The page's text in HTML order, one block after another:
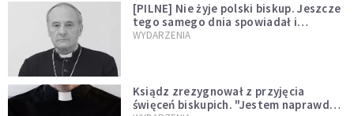
[PILNE] Nie żyje polski biskup. Jeszcze
tego samego dnia spowiadał i
sprawował Mszę świętą
WYDARZENIA
Ksiądz zrezygnował z przyjęcia
święceń biskupich. "Jestem naprawdę